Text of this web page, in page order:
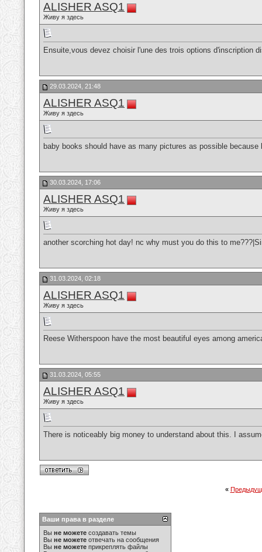
ALISHER ASQ1
Живу я здесь
Ensuite,vous devez choisir l'une des trois options d'inscription
29.03.2024, 21:48
ALISHER ASQ1
Живу я здесь
baby books should have as many pictures as possible
30.03.2024, 17:06
ALISHER ASQ1
Живу я здесь
another scorching hot day! nc why must you do this to
31.03.2024, 02:18
ALISHER ASQ1
Живу я здесь
Reese Witherspoon have the most beautiful eyes among
31.03.2024, 05:55
ALISHER ASQ1
Живу я здесь
There is noticeably big money to understand about this. I
«
Ваши права в разделе
Вы не можете создавать темы
Вы не можете отвечать на сообщения
Вы не можете прикреплять файлы